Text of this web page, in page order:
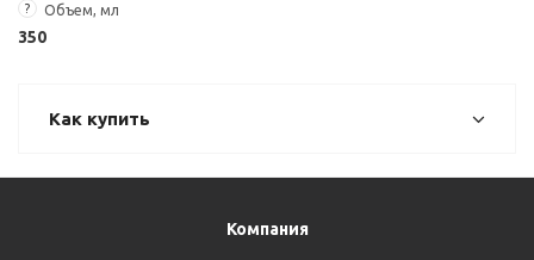
? Объем, мл
350
Как купить
Компания